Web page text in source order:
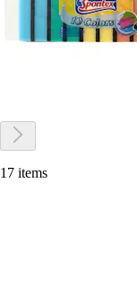
17 items